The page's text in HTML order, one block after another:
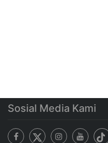
Sosial Media Kami